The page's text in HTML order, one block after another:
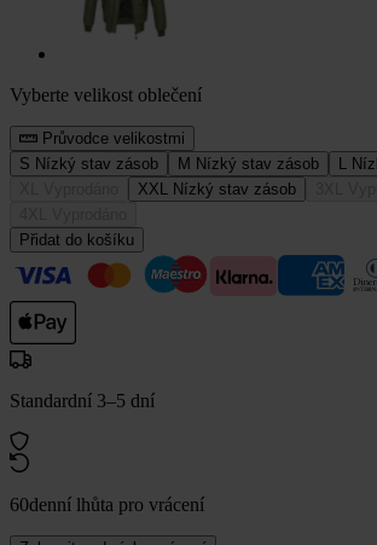
Vyberte velikost oblečení
Průvodce velikostmi
S Nízký stav zásob M Nízký stav zásob L
XXL Nízký stav zásob
Přidat do košíku
Standardní 3–5 dní
60denní lhůta pro vrácení